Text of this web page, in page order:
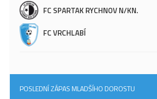
FC SPARTAK RYCHNOV N/KN.
FC VRCHLABÍ
POSLEDNÍ ZÁPAS MLADŠÍHO DOROSTU